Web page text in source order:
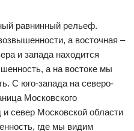
равнинный рельеф.
а восточная –
и запада находится
а на востоке мы
С юго-запада на северо-
Московского
север Московской области
где мы видим